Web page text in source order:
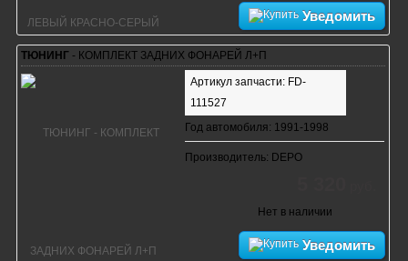
Уведомить
ТЮНИНГ- КОМПЛЕКТ ЗАДНИХ ФОНАРЕЙ Л+П
Артикул запчасти: FD-
111527
Год автомобиля: 1991-1998
Производитель: DEPO
Нет в наличии
Уведомить